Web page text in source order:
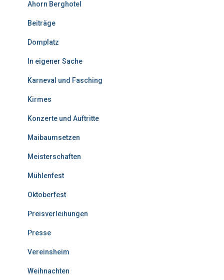
Ahorn Berghotel
Beiträge
Domplatz
In eigener Sache
Karneval und Fasching
Kirmes
Konzerte und Auftritte
Maibaumsetzen
Meisterschaften
Mühlenfest
Oktoberfest
Preisverleihungen
Presse
Vereinsheim
Weihnachten